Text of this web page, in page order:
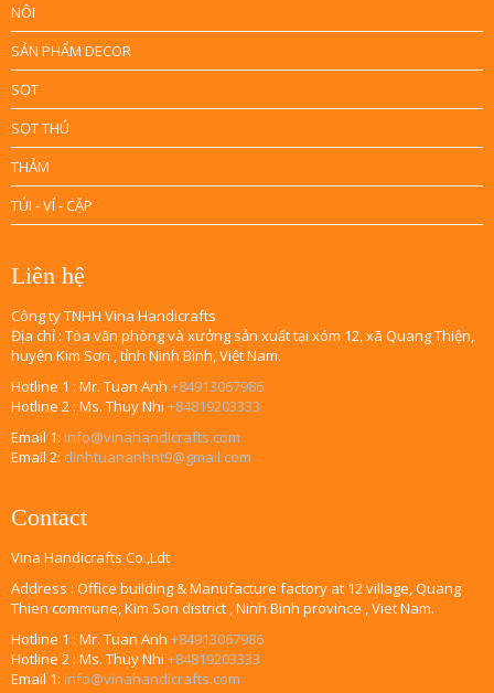
NÔI
SẢN PHẨM DECOR
SỌT
SỌT THÚ
THẢM
TÚI - VÍ - CẶP
Liên hệ
Công ty TNHH Vina Handicrafts
Địa chỉ : Tòa văn phòng và xưởng sản xuất tại xóm 12, xã Quang Thiện,
huyện Kim Sơn , tỉnh Ninh Bình, Việt Nam.
Hotline 1 : Mr. Tuan Anh +84913067986
Hotline 2 : Ms. Thuy Nhi +84819203333
Email 1: info@vinahandicrafts.com
Email 2: dinhtuananhnt9@gmail.com
Contact
Vina Handicrafts Co.,Ldt
Address : Office building & Manufacture factory at 12 village, Quang
Thien commune, Kim Son district , Ninh Binh province , Viet Nam.
Hotline 1 : Mr. Tuan Anh +84913067986
Hotline 2 : Ms. Thuy Nhi +84819203333
Email 1: info@vinahandicrafts.com